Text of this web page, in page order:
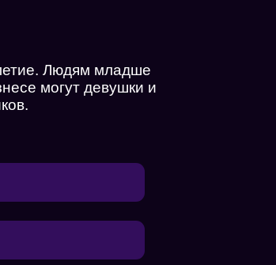
Людям младше
могут девушки и